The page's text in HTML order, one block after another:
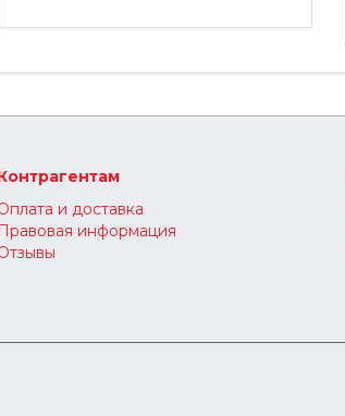
и доставка
Правовая информация